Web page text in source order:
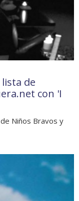
de
con 'I
Niños Bravos y